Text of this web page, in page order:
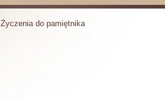
Życzenia do pamiętnika